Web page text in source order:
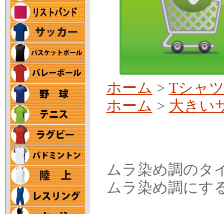
ホーム > Tシャ
ホーム > 大きい
ムラ染め調のタ
ムラ染め調にす